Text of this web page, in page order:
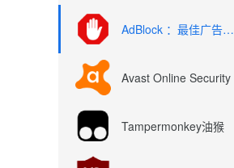
AdBlock ：最佳广告拦截工具
Avast Online Security
Tampermonkey油猴